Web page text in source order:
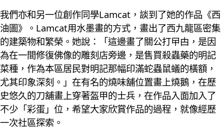
我們亦和另一位創作同學Lamcat，談到了她的作品《西
油圖》。Lamcat用水墨畫的方式，畫出了西九龍區密集
的建築物和繁榮。她說：「這邊畫了關公打曱甴，是因
為在一間修復佛像的雕刻店旁邊，是售買殺蟲藥的明記
菜種，作為本區居民對明記那幅印滿蛇蟲鼠蟻的橫額，
尤其印象深刻。」在有名的燒味舖位置畫上燒鵝，在歷
史悠久的刀舖畫上穿著盔甲的士兵，在作品入面加入了
不少「彩蛋」位，希望大家欣賞作品的過程，就像經歷
一次社區探索。